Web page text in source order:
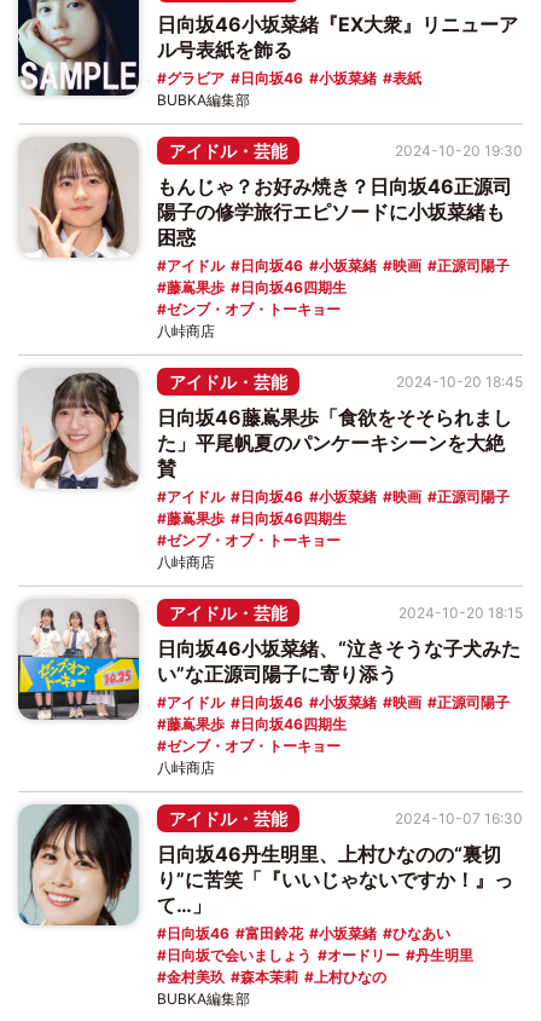
日向坂46小坂菜緒『EX大衆』リニューア
ル号表紙を飾る
グラビア 日向坂46 小坂菜緒 表紙
BUBKA編集部
アイドル・芸能
もんじゃ？お好み焼き？日向坂46正源司
陽子の修学旅行エピソードに小坂菜緒も
困惑
アイドル 日向坂46 小坂菜緒 映画
正源司陽子
藤嶌果歩
日向坂46四期生
ゼンブ・オブ・トーキョー
2024-10-20 19:30
八峠商店
アイドル・芸能
日向坂46藤嶌果歩「食欲をそそられまし
た」平尾帆夏のパンケーキシーンを大絶
賛
アイドル 日向坂46 小坂菜緒 映画
正源司陽子
藤嶌果歩
日向坂46四期生
ゼンブ・オブ・トーキョー
2024-10-20 18:45
八峠商店
アイドル・芸能
日向坂46小坂菜緒、“泣きそうな子犬みた
い”な正源司陽子に寄り添う
アイドル 日向坂46 小坂菜緒 映画
正源司陽子
藤嶌果歩
日向坂46四期生
ゼンブ・オブ・トーキョー
2024-10-20 18:15
八峠商店
アイドル・芸能
日向坂46丹生明里、上村ひなのの“裏切
り”に苦笑「『いいじゃないですか！』っ
て…」
日向坂46 富田鈴花 小坂菜緒
ひなあい
日向坂で会いましょう
オードリー
丹生明里
金村美玖
森本茉莉 上村ひなの
2024-10-07 16:30
BUBKA編集部